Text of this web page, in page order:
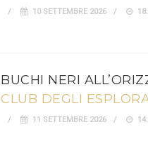
10 SETTEMBRE 2026
BUCHI NERI
CLUB DEGLI
11 SETTEMBRE 2026